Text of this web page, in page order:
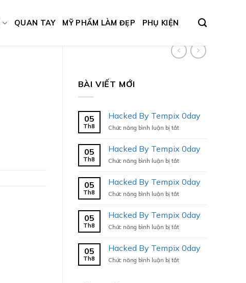
QUAN TAY MỸ PHẨM LÀM ĐẸP PHỤ KIỆN
BÀI VIẾT MỚI
05
Th8
Hacked By Tempix 0day
Chức năng bình luận bị tắtở
Tempix
0day
05
Th8
Hacked By Tempix 0day
Chức năng bình luận bị tắtở
Tempix
0day
05
Th8
Hacked By Tempix 0day
Chức năng bình luận bị tắtở
Tempix
0day
05
Th8
Hacked By Tempix 0day
Chức năng bình luận bị tắtở
Tempix
0day
05
Th8
Hacked By Tempix 0day
Chức năng bình luận bị tắtở